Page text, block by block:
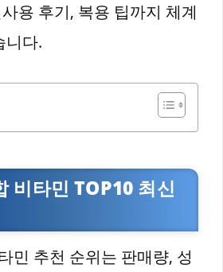
용 후기, 복용 팁까지 체계
니다.
비타민 TOP10 최신
민 추천 순위는 판매량, 성